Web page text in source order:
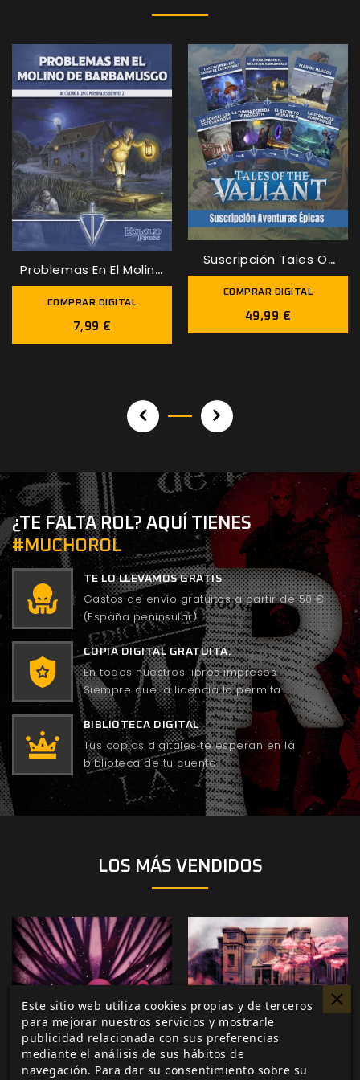
Problemas En El Molino
De...
COMPRAR DIGITAL
7,99 €
Suscripción Tales Of
The...
COMPRAR DIGITAL
49,99 €
¿TE FALTA ROL? AQUÍ TIENES
#MUCHOROL
TE LO LLEVAMOS GRATIS
Gastos de envío gratuitos a partir de 50 €
(España peninsular).
COPIA DIGITAL GRATUITA.
En todos nuestros libros impresos.
Siempre que la licencia lo permita.
BIBLIOTECA DIGITAL
Tus copias digitales te esperan en la
biblioteca de tu cuenta.
LOS MÁS VENDIDOS
Este sitio web utiliza cookies propias y de terceros
para mejorar nuestros servicios y mostrarle
publicidad relacionada con sus preferencias
mediante el análisis de sus hábitos de
navegación. Para dar su consentimiento sobre su